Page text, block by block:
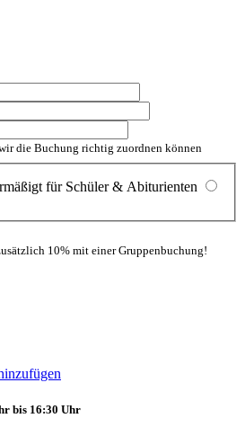
die Buchung richtig zuordnen können
für Schüler & Abiturienten
10% mit einer Gruppenbuchung!
bis 16:30 Uhr